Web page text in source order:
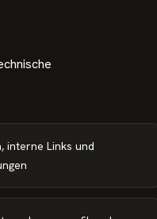
interne Links und